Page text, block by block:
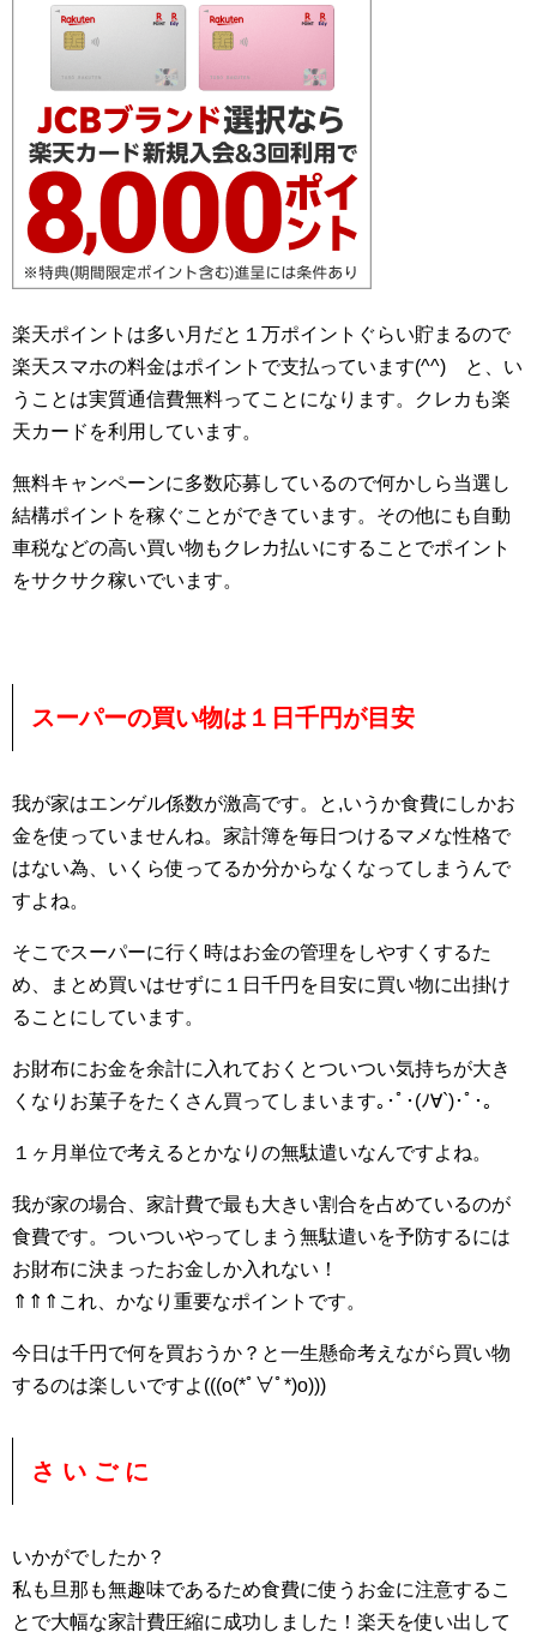
楽天ポイントは多い月だと１万ポイントぐらい貯まるので
楽天スマホの料金はポイントで支払っています(^^) と、い
うことは実質通信費無料ってことになります。クレカも楽
天カードを利用しています。
無料キャンペーンに多数応募しているので何かしら当選し
結構ポイントを稼ぐことができています。その他にも自動
車税などの高い買い物もクレカ払いにすることでポイント
をサクサク稼いでいます。
スーパーの買い物は１日千円が目安
我が家はエンゲル係数が激高です。と,いうか食費にしかお
金を使っていませんね。家計簿を毎日つけるマメな性格で
はない為、いくら使ってるか分からなくなってしまうんで
すよね。
そこでスーパーに行く時はお金の管理をしやすくするた
め、まとめ買いはせずに１日千円を目安に買い物に出掛け
ることにしています。
お財布にお金を余計に入れておくとついつい気持ちが大き
くなりお菓子をたくさん買ってしまいます｡･ﾟ･(ﾉ∀`)･ﾟ･｡
１ヶ月単位で考えるとかなりの無駄遣いなんですよね。
我が家の場合、家計費で最も大きい割合を占めているのが
食費です。ついついやってしまう無駄遣いを予防するには
お財布に決まったお金しか入れない！
⇑⇑⇑これ、かなり重要なポイントです。
今日は千円で何を買おうか？と一生懸命考えながら買い物
するのは楽しいですよ(((o(*ﾟ∀ﾟ*)o)))
さ い ご に
いかがでしたか？
私も旦那も無趣味であるため食費に使うお金に注意するこ
とで大幅な家計費圧縮に成功しました！楽天を使い出して